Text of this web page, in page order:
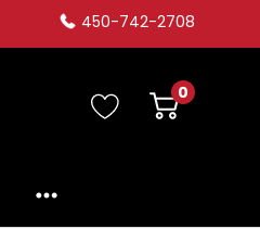
450-742-2708
0